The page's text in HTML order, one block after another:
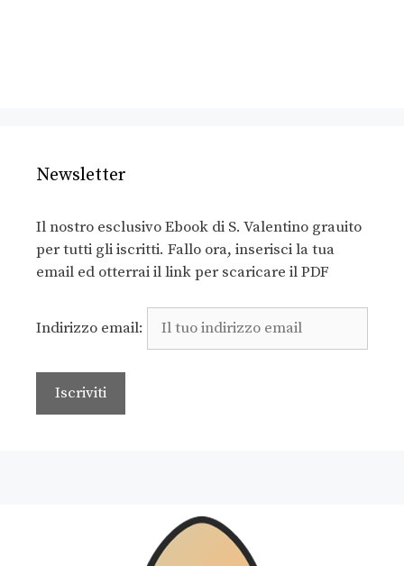
Newsletter
Il nostro esclusivo Ebook di S. Valentino grauito
per tutti gli iscritti. Fallo ora, inserisci la tua
email ed otterrai il link per scaricare il PDF
Indirizzo email: